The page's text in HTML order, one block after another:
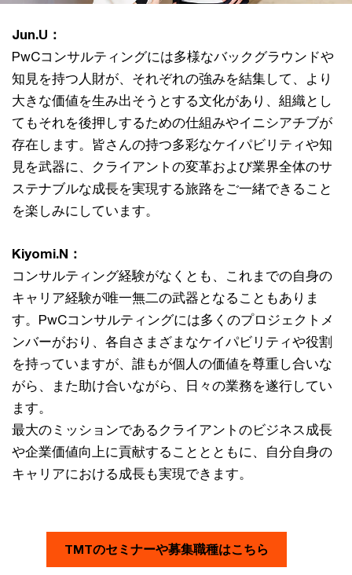
Jun.U：
PwCコンサルティングには多様なバックグラウンドや
知見を持つ人財が、それぞれの強みを結集して、より
大きな価値を生み出そうとする文化があり、組織とし
てもそれを後押しするための仕組みやイニシアチブが
存在します。皆さんの持つ多彩なケイパビリティや知
見を武器に、クライアントの変革および業界全体のサ
ステナブルな成長を実現する旅路をご一緒できること
を楽しみにしています。
Kiyomi.N：
コンサルティング経験がなくとも、これまでの自身の
キャリア経験が唯一無二の武器となることもありま
す。PwCコンサルティングには多くのプロジェクトメ
ンバーがおり、各自さまざまなケイパビリティや役割
を持っていますが、誰もが個人の価値を尊重し合いな
がら、また助け合いながら、日々の業務を遂行してい
ます。
最大のミッションであるクライアントのビジネス成長
や企業価値向上に貢献することとともに、自分自身の
キャリアにおける成長も実現できます。
TMTのセミナーや募集職種はこちら